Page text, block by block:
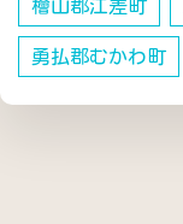
檜山郡江差町
勇払郡むかわ町